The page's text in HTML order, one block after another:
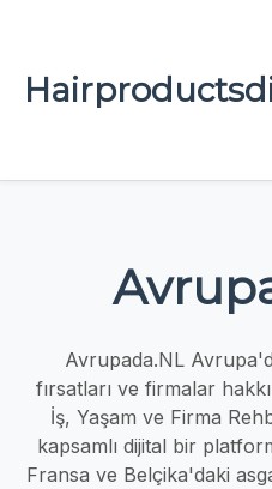
Avrupada.NL
fırsatları ve firmalar
İş, Yaşam ve Firma
kapsamlı dijital bir
Fransa ve Belçika'daki